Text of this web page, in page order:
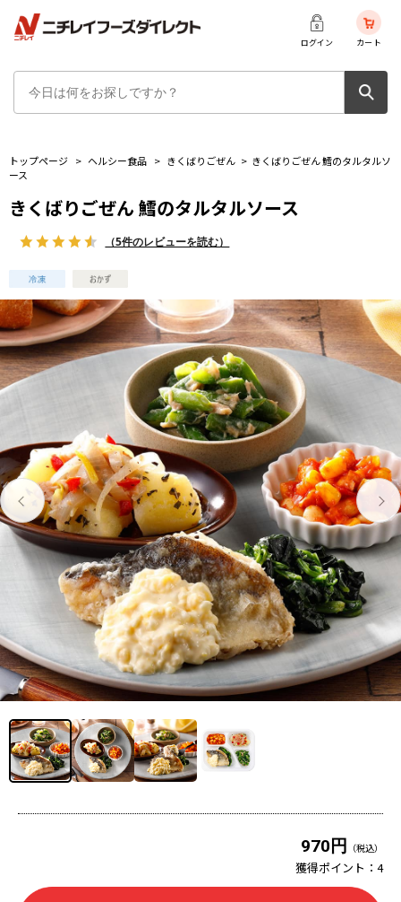
ログイン カート
トップページ > ヘルシー食品 > きくばりごぜん > きくばりごぜん 鱈のタルタルソ
ース
きくばりごぜん 鱈のタルタルソース
（5件のレビューを読む）
970円 （税込）
獲得ポイント： 4